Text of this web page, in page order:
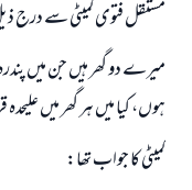
مستقل فتوى كميٹى سے درج
ميرے دو گھر ہيں جن ميں پندرہ
ہوں، كيا ميں ہر گھر ميں
كميٹى كا جواب تھا: